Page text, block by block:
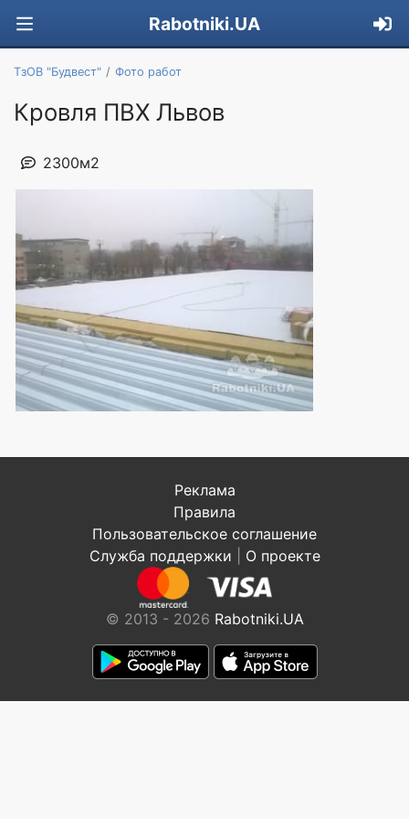
Rabotniki.UA
ТзОВ "Будвест" Фото работ
Кровля ПВХ Львов
2300м2
Реклама
Правила
Пользовательское соглашение
Служба поддержки
О проекте
© 2013 - 2026 Rabotniki.UA